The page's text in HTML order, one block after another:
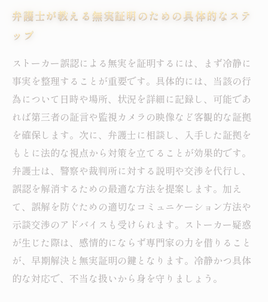
弁護士が教える無実証明のための具体的なステ
ップ
ストーカー誤認による無実を証明するには、まず冷静に
事実を整理することが重要です。具体的には、当該の行
為について日時や場所、状況を詳細に記録し、可能であ
れば第三者の証言や監視カメラの映像など客観的な証拠
を確保します。次に、弁護士に相談し、入手した証拠を
もとに法的な視点から対策を立てることが効果的です。
弁護士は、警察や裁判所に対する説明や交渉を代行し、
誤認を解消するための最適な方法を提案します。加え
て、誤解を防ぐための適切なコミュニケーション方法や
示談交渉のアドバイスも受けられます。ストーカー疑惑
が生じた際は、感情的にならず専門家の力を借りること
が、早期解決と無実証明の鍵となります。冷静かつ具体
的な対応で、不当な扱いから身を守りましょう。